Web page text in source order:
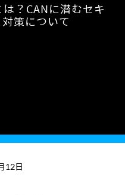
は？CANに潜むセキ
策について
12日